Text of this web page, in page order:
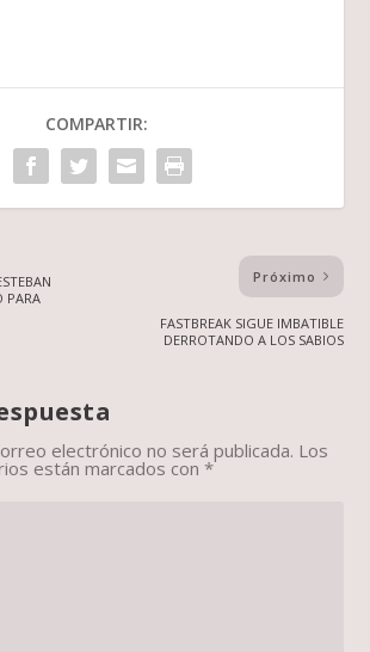
COMPARTIR:
PARA
Próximo
FASTBREAK SIGUE IMBATIBLE
DERROTANDO A LOS SABIOS
electrónico no será publicada. Los
están marcados con*